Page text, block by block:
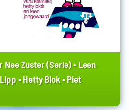
Nee Zuster (Serie)•Leen
•Hetty Blok•Piet